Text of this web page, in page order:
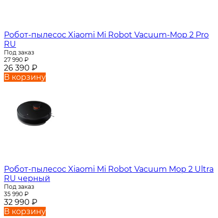
Робот-пылесос Xiaomi Mi Robot Vacuum-Mop 2 Pro
RU
Под заказ
27 990 ₽
26 390 ₽
В корзину
Робот-пылесос Xiaomi Mi Robot Vacuum Mop 2 Ultra
RU черный
Под заказ
35 990 ₽
32 990 ₽
В корзину